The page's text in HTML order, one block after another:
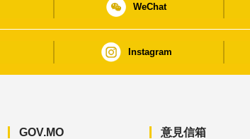
WeChat
Instagram
GOV.MO 意見信箱